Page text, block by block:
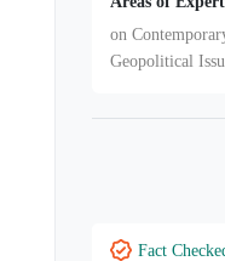
on
Geopolitical
Fact